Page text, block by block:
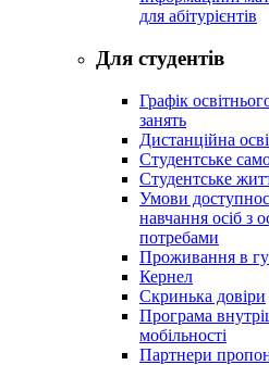
для абітурієнтів
Для студентів
Графік
занять
Дистанційна
Студентське
Студентське
Умови
навчання осіб з
потребами
Проживання в
Кернел
Скринька довіри
Програма
мобільності
Партнери